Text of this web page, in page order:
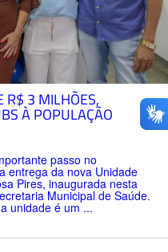
R$ 3 MILHÕES,
À POPULAÇÃO
passo no
entrega da nova Unidade
Pires, inaugurada nesta
Municipal de Saúde.
unidade é um ...